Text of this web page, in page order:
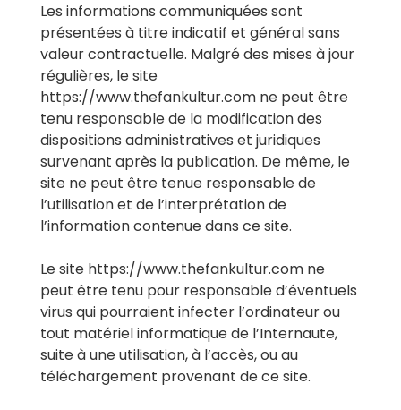
Les informations communiquées sont
présentées à titre indicatif et général sans
valeur contractuelle. Malgré des mises à jour
régulières, le site
https://www.thefankultur.com ne peut être
tenu responsable de la modification des
dispositions administratives et juridiques
survenant après la publication. De même, le
site ne peut être tenue responsable de
l’utilisation et de l’interprétation de
l’information contenue dans ce site.
Le site https://www.thefankultur.com ne
peut être tenu pour responsable d’éventuels
virus qui pourraient infecter l’ordinateur ou
tout matériel informatique de l’Internaute,
suite à une utilisation, à l’accès, ou au
téléchargement provenant de ce site.